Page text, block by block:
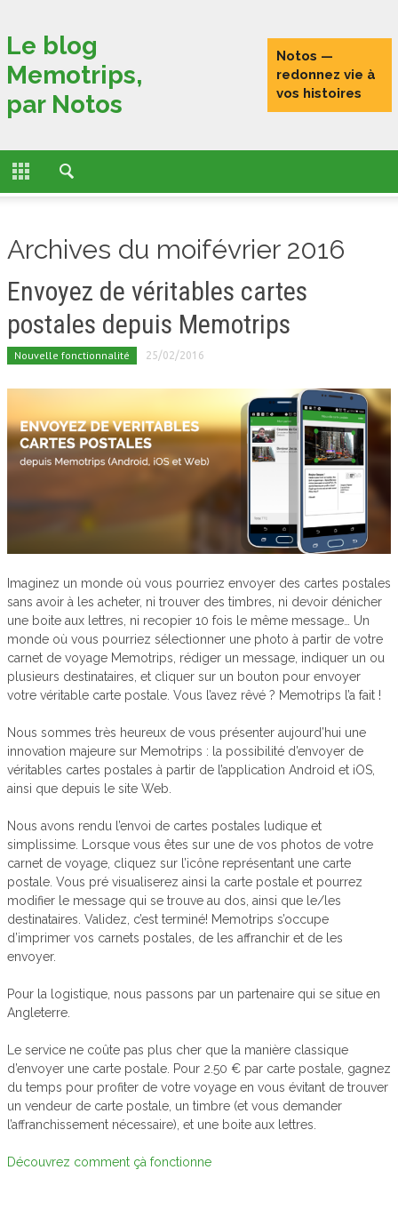
ACCUEIL
ACTUALITÉS
FONCTIONNALITÉS
L’HISTOIRE DE MEMOTRIPS
VOYAGEURS CONNECTÉS
TESTS
PORTRAITS DE VOYAGEURS
Le blog
Memotrips,
par Notos
Notos —
redonnez vie à
vos histoires
Archives du moifévrier 2016
Envoyez de véritables cartes
postales depuis Memotrips
Nouvelle fonctionnalité 25/02/2016
Imaginez un monde où vous pourriez envoyer des cartes postales
sans avoir à les acheter, ni trouver des timbres, ni devoir dénicher
une boite aux lettres, ni recopier 10 fois le même message… Un
monde où vous pourriez sélectionner une photo à partir de votre
carnet de voyage Memotrips, rédiger un message, indiquer un ou
plusieurs destinataires, et cliquer sur un bouton pour envoyer
votre véritable carte postale. Vous l’avez rêvé ? Memotrips l’a fait !
Nous sommes très heureux de vous présenter aujourd’hui une
innovation majeure sur Memotrips : la possibilité d’envoyer de
véritables cartes postales à partir de l’application Android et iOS,
ainsi que depuis le site Web.
Nous avons rendu l’envoi de cartes postales ludique et
simplissime. Lorsque vous êtes sur une de vos photos de votre
carnet de voyage, cliquez sur l’icône représentant une carte
postale. Vous pré visualiserez ainsi la carte postale et pourrez
modifier le message qui se trouve au dos, ainsi que le/les
destinataires. Validez, c’est terminé! Memotrips s’occupe
d’imprimer vos carnets postales, de les affranchir et de les
envoyer.
Pour la logistique, nous passons par un partenaire qui se situe en
Angleterre.
Le service ne coûte pas plus cher que la manière classique
d’envoyer une carte postale. Pour 2.50 € par carte postale, gagnez
du temps pour profiter de votre voyage en vous évitant de trouver
un vendeur de carte postale, un timbre (et vous demander
l’affranchissement nécessaire), et une boite aux lettres.
Découvrez comment çà fonctionne